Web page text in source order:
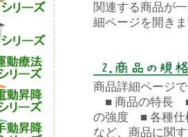
関連する商品が
細ページを開き
商品詳細ページ
■ 商品の特長
の強度 ■ 各種仕
など、商品に関